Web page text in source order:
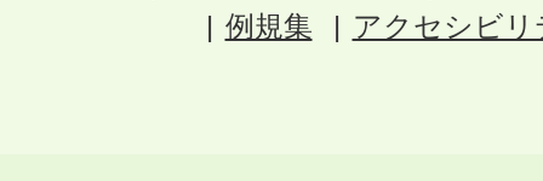
例規集
アクセシビ